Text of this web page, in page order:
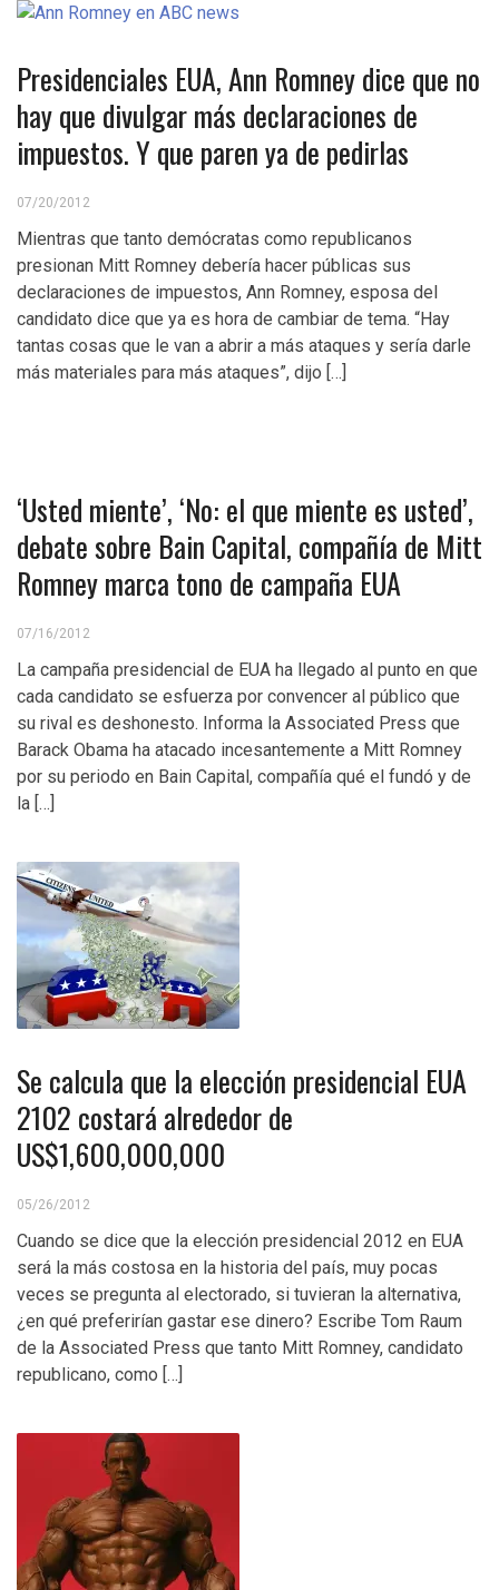
Presidenciales EUA, Ann Romney dice que no
hay que divulgar más declaraciones de
impuestos. Y que paren ya de pedirlas
07/20/2012
Mientras que tanto demócratas como republicanos
presionan Mitt Romney debería hacer públicas sus
declaraciones de impuestos, Ann Romney, esposa del
candidato dice que ya es hora de cambiar de tema. “Hay
tantas cosas que le van a abrir a más ataques y sería darle
más materiales para más ataques”, dijo […]
‘Usted miente’, ‘No: el que miente es usted’,
debate sobre Bain Capital, compañía de Mitt
Romney marca tono de campaña EUA
07/16/2012
La campaña presidencial de EUA ha llegado al punto en que
cada candidato se esfuerza por convencer al público que
su rival es deshonesto. Informa la Associated Press que
Barack Obama ha atacado incesantemente a Mitt Romney
por su periodo en Bain Capital, compañía qué el fundó y de
la […]
Se calcula que la elección presidencial EUA
2102 costará alrededor de
US$1,600,000,000
05/26/2012
Cuando se dice que la elección presidencial 2012 en EUA
será la más costosa en la historia del país, muy pocas
veces se pregunta al electorado, si tuvieran la alternativa,
¿en qué preferirían gastar ese dinero? Escribe Tom Raum
de la Associated Press que tanto Mitt Romney, candidato
republicano, como […]